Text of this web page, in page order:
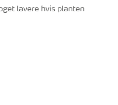
lavere hvis planten